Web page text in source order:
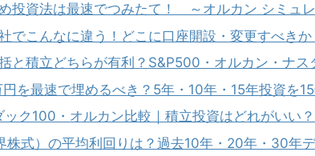
投資法は最速でつみたて！ ～オルカン シミュ
でこんなに違う！どこに口座開設・変更すべきか
と積立どちらが有利？S&P500・オルカン・ナス
を最速で埋めるべき？5年・10年・15年投資を
ク100・オルカン比較｜積立投資はどれがいい
株式）の平均利回りは？過去10年・20年・30年